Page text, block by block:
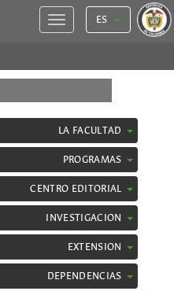
ES
LA FACULTAD
PROGRAMAS
CENTRO EDITORIAL
INVESTIGACION
EXTENSION
DEPENDENCIAS